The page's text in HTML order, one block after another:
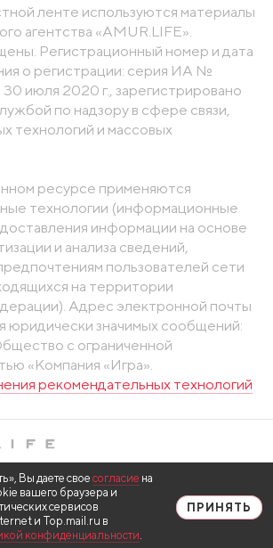
ленте используются материалы
агентства «AMUR.LIFE».
Регистрационный номер и дата
о регистрации: серия ИА №
июля 2020 г., зарегистрировано
по надзору в сфере связи,
технологий и массовых
ресурсе применяются
технологии (информационные
информации на основе
и анализа сведений,
пользователей сети
на территории
Адрес электронной почты
юридически значимых сообщений:
с ограниченной
«Компания «Игра».
рекомендательных технологий
Вы даете свое согласие на
вашего браузера и
сервисов
и Top.mail.ru в
конфиденциальности.
ПРИНЯТЬ